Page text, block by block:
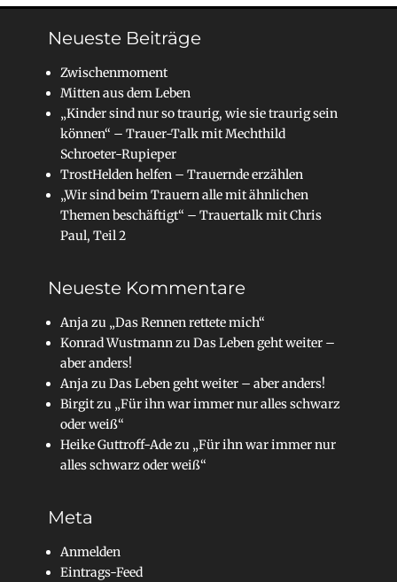
Neueste Beiträge
Zwischenmoment
Mitten aus dem Leben
„Kinder sind nur so traurig, wie sie traurig sein
können“ – Trauer-Talk mit Mechthild
Schroeter-Rupieper
TrostHelden helfen – Trauernde erzählen
„Wir sind beim Trauern alle mit ähnlichen
Themen beschäftigt“ – Trauertalk mit Chris
Paul, Teil 2
Neueste Kommentare
Anjazu „Das Rennen rettete mich“
Konrad WustmannzuDas Leben geht weiter –
aber anders!
AnjazuDas Leben geht weiter – aber anders!
Birgitzu „Für ihn war immer nur alles schwarz
oder weiß“
Heike Guttroff-Adezu „Für ihn war immer nur
alles schwarz oder weiß“
Meta
Anmelden
Eintrags-Feed